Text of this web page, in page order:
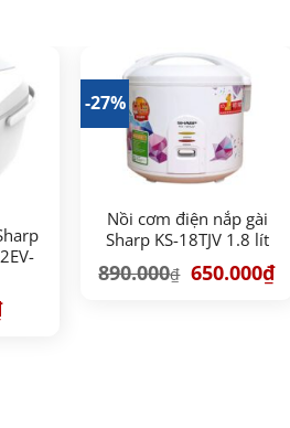
Giá
-27%
Nồi cơm điện nắp gài
Sharp KS-18TJV 1.8 lít
890.000₫ Giá
gốc
650.000₫Giá